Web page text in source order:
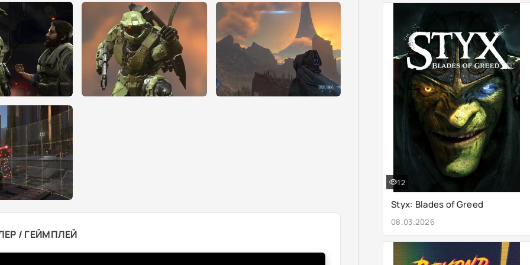
/ ГЕЙМПЛЕЙ
Styx: Blades of Greed
08.03.2026
12